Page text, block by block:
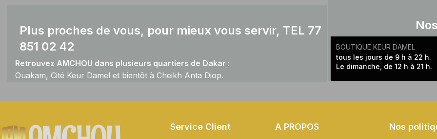
Plus proches de vous, pour mieux vous servir, TEL 77
851 02 42
Retrouvez AMCHOU dans plusieurs quartiers de Dakar :
Ouakam, Cité Keur Damel et bientôt à Cheikh Anta Diop.
BOUTIQUE KEUR DAMEL
tous les jours de 9 h à 22 h.
Le dimanche, de 12 h à 21 h.
Service Client A PROPOS Nos